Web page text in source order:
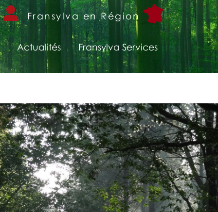
Fransylva en Région
Actualités Fransylva Services